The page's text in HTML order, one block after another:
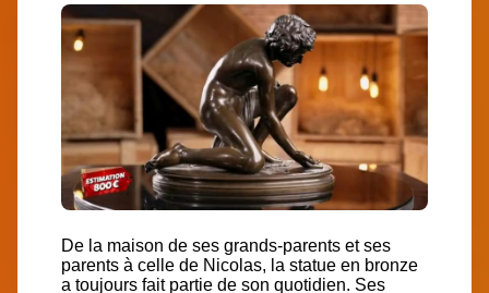
De la maison de ses grands-parents et ses
parents à celle de Nicolas, la statue en bronze
a toujours fait partie de son quotidien. Ses